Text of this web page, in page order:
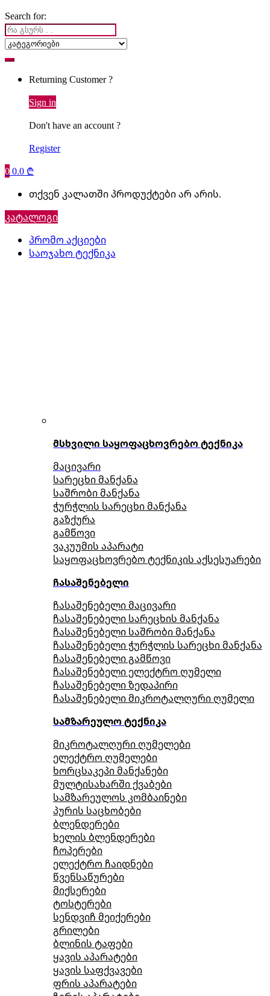
Search for:
Returning Customer ?
Sign in
Don't have an account ?
Register
00.0 ₾
თქვენ კალათში პროდუქტები არ არის.
კატალოგი
პრომო აქციები
საოჯახო ტექნიკა
მსხვილი საყოფაცხოვრებო ტექნიკა
მაცივარი
სარეცხი მანქანა
საშრობი მანქანა
ჭურჭლის სარეცხი მანქანა
გაზქურა
გამწოვი
ვაკუუმის აპარატი
საყოფაცხოვრებო ტექნიკის აქსესუარები
ჩასაშენებელი
ჩასაშენებელი მაცივარი
ჩასაშენებელი სარეცხის მანქანა
ჩასაშენებელი საშრობი მანქანა
ჩასაშენებელი ჭურჭლის სარეცხი მანქანა
ჩასაშენებელი გამწოვი
ჩასაშენებელი ელექტრო ღუმელი
ჩასაშენებელი ზედაპირი
ჩასაშენებელი მიკროტალღური ღუმელი
სამზარეულო ტექნიკა
მიკროტალღური ღუმელები
ელექტრო ღუმელები
ხორცსაკეპი მანქანები
მულტისახარში ქვაბები
სამზარეულოს კომბაინები
პურის საცხობები
ბლენდერები
ხელის ბლენდერები
ჩოპერები
ელექტრო ჩაიდნები
წვენსაწურები
მიქსერები
ტოსტერები
სენდვიჩ მეიქერები
გრილები
ბლინის ტაფები
ყავის აპარატები
ყავის საფქვავები
ფრის აპარატები